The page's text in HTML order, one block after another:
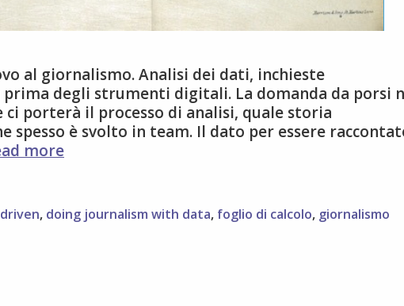
al giornalismo. Analisi dei dati, inchieste
degli strumenti digitali. La domanda da porsi
ci porterà il processo di analisi, quale storia
spesso è svolto in team. Il dato per essere
moreCose
data
journalism
, doing journalism with data, foglio di calcolo, giornalismo